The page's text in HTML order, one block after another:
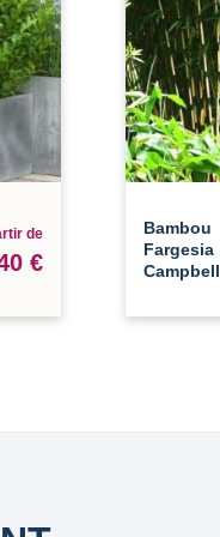
de
€
Bambou
Fargesia
Campbell